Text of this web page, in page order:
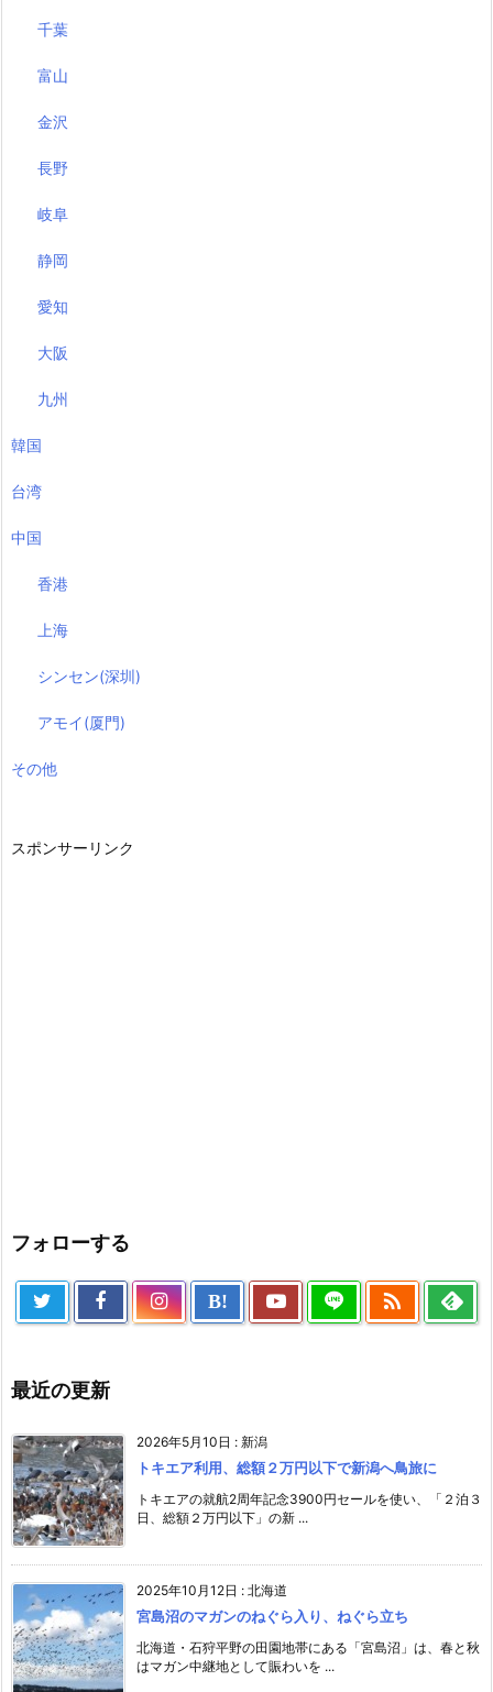
千葉
富山
金沢
長野
岐阜
静岡
愛知
大阪
九州
韓国
台湾
中国
香港
上海
シンセン(深圳)
アモイ(厦門)
その他
スポンサーリンク
フォローする
B! 
最近の更新
2026年5月10日 : 新潟
トキエア利用、総額２万円以下で新潟へ鳥旅に
トキエアの就航2周年記念3900円セールを使い、「２泊３
日、総額２万円以下」の新 ...
2025年10月12日 : 北海道
宮島沼のマガンのねぐら入り、ねぐら立ち
北海道・石狩平野の田園地帯にある「宮島沼」は、春と秋
はマガン中継地として賑わいを ...